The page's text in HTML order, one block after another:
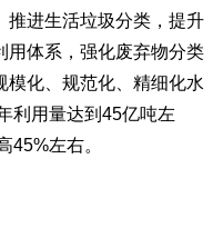
推进生活垃圾分类，提升
用体系，强化废弃物分类
模化、规范化、精细化水
利用量达到45亿吨左
45%左右。